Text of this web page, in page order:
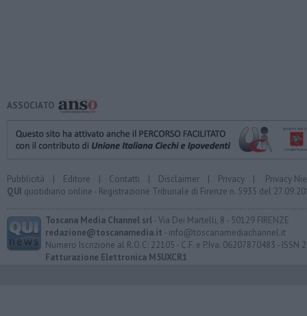
ASSOCIATO
Pubblicità | Editore | Contatti | Disclaimer | Privacy | Privacy
QUI quotidiano online - Registrazione Tribunale di Firenze n. 5935 del
Toscana Media Channel srl- Via Dei Martelli, 8 - 50129 FIRENZE
redazione@toscanamedia.it - info@toscanamediachannel.it
Numero Iscrizione al R.O.C: 22105 - C.F. e P.Iva: 06207870483 - ISSN
Fatturazione Elettronica M5UXCR1